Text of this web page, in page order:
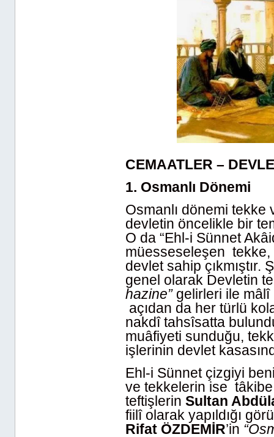
CEMAATLER –
1. Osmanlı Dönemi
Osmanlı dönemi tekke
devletin öncelikle bir
O da “Ehl-i Sünnet
müesseseleşen
devlet sahip
genel olarak Devletin
hazine” gelirleri ile mâlî
açıdan da her türlü
nakdî tahsîsatta
muâfiyeti sunduğu,
işlerinin devlet
Ehl-i Sünnet çizgiyi
ve tekkelerin ise tâkibe
teftişlerin Sultan
fiilî olarak yapıldığı
Rifat ÖZDEMİR’in